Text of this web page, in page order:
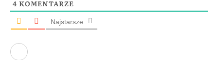
4 KOMENTARZE
Najstarsze